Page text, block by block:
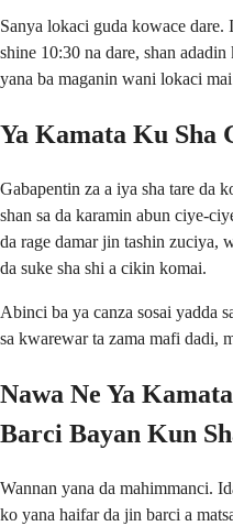
Sanya lokaci guda kowace
shine 10:30 na dare, shan
yana ba maganin wani lokaci
Ya Kamata Ku Sha
Gabapentin za a iya sha tare da
shan sa da karamin abun ciye-
da rage damar jin tashin zuciya,
da suke sha shi a cikin komai.
Abinci ba ya canza sosai yadda
sa kwarewar ta zama mafi dadi,
Nawa Ne Ya
Barci Bayan Kun
Wannan yana da mahimmanci.
ko yana haifar da jin barci a